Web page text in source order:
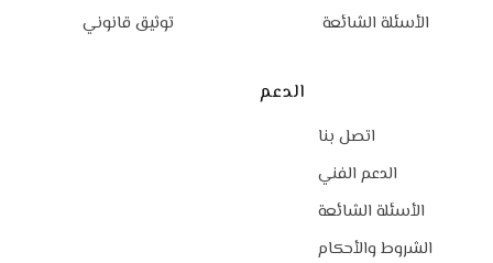
الأسئلة الشائعة
توثيق قانوني
الدعم
اتصل بنا
الدعم الفني
الأسئلة الشائعة
الشروط والأحكام